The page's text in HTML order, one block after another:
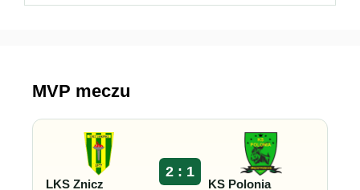
MVP meczu
LKS Znicz
2 : 1
KS Polonia